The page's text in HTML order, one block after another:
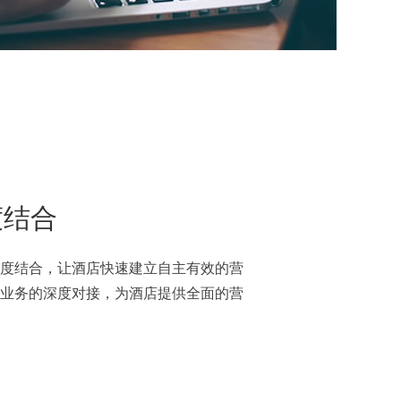
合
结合，让酒店快速建立自主有效的营
务的深度对接，为酒店提供全面的营